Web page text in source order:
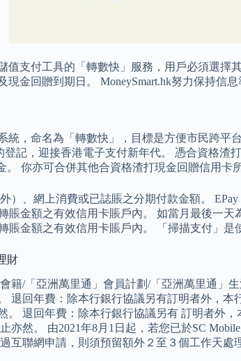
值支付工具的「轉數快」服務，用戶必須選
金回贈到期日。 MoneySmart.hk努力保持信息
，命名為「轉數快」，目標是方便市民跨
記，迎接香港電子支付新年代。 憑合資格渣
你亦可合併其他合資格渣打現金回贈信用卡
）、網上消費或已誌賬之分期付款金額。
賬金額之有效信用卡賬戶內。 如當月最後一
賬金額之有效信用卡賬戶內。 「掃描支付」
財
/「亞洲萬里通」會員計劃/「亞洲萬里通」
退回年費：除本行銀行協議另有訂明者外，
。 退回年費：除本行銀行協議另有 訂明者外
亦然。 由2021年8月1日起，若您已於SC
互聯網申請，則須預留額外２至３個工作天處